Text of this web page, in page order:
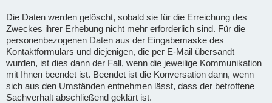
Die Daten werden gelöscht, sobald sie für die Erreichung des
Zweckes ihrer Erhebung nicht mehr erforderlich sind. Für die
personenbezogenen Daten aus der Eingabemaske des
Kontaktformulars und diejenigen, die per E-Mail übersandt
wurden, ist dies dann der Fall, wenn die jeweilige Kommunikation
mit Ihnen beendet ist. Beendet ist die Konversation dann, wenn
sich aus den Umständen entnehmen lässt, dass der betroffene
Sachverhalt abschließend geklärt ist.